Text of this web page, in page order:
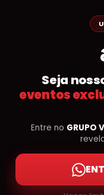
Seja
eventos
Entre no GRUPO